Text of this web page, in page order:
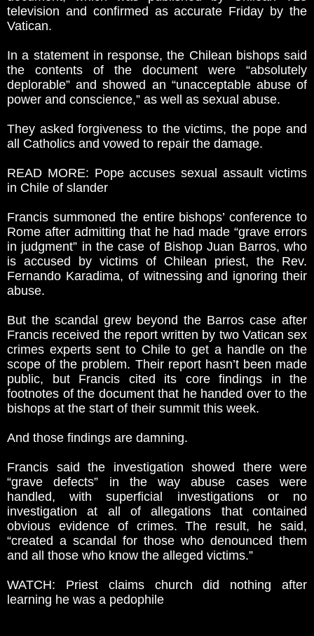
television and confirmed as accurate Friday by the
Vatican.
In a statement in response, the Chilean bishops said
the contents of the document were “absolutely
deplorable” and showed an “unacceptable abuse of
power and conscience,” as well as sexual abuse.
They asked forgiveness to the victims, the pope and
all Catholics and vowed to repair the damage.
READ MORE: Pope accuses sexual assault victims
in Chile of slander
Francis summoned the entire bishops’ conference to
Rome after admitting that he had made “grave errors
in judgment” in the case of Bishop Juan Barros, who
is accused by victims of Chilean priest, the Rev.
Fernando Karadima, of witnessing and ignoring their
abuse.
But the scandal grew beyond the Barros case after
Francis received the report written by two Vatican sex
crimes experts sent to Chile to get a handle on the
scope of the problem. Their report hasn’t been made
public, but Francis cited its core findings in the
footnotes of the document that he handed over to the
bishops at the start of their summit this week.
And those findings are damning.
Francis said the investigation showed there were
“grave defects” in the way abuse cases were
handled, with superficial investigations or no
investigation at all of allegations that contained
obvious evidence of crimes. The result, he said,
“created a scandal for those who denounced them
and all those who know the alleged victims.”
WATCH: Priest claims church did nothing after
learning he was a pedophile